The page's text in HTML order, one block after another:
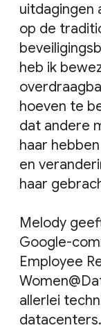
uitdagingen
op de
heb ik
hoeven te
dat andere
haar
en
haar
Melody
Google-
Employee
allerlei